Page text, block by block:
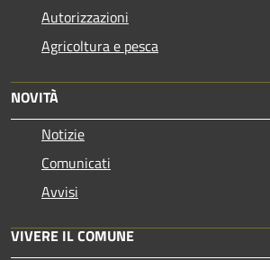
Autorizzazioni
Agricoltura e pesca
NOVITÀ
Notizie
Comunicati
Avvisi
VIVERE IL COMUNE